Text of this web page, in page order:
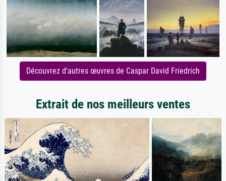
Découvrez d'autres œuvres de Caspar David Friedrich
Extrait de nos meilleurs ventes